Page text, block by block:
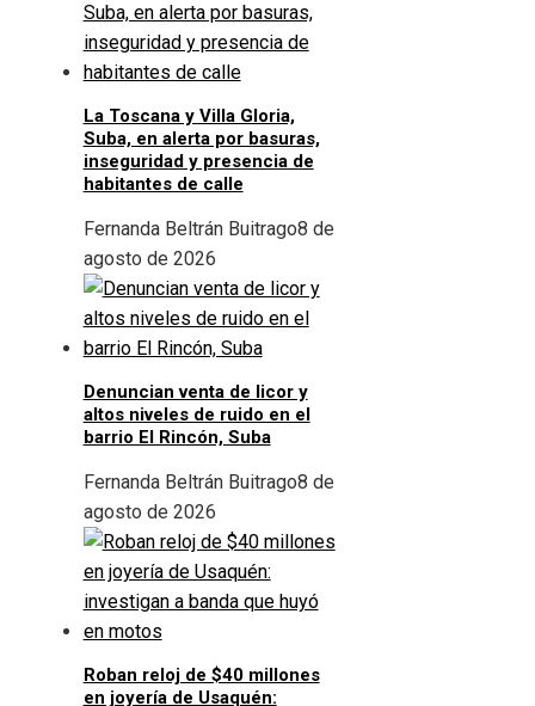
La Toscana y Villa Gloria,
Suba, en alerta por basuras,
inseguridad y presencia de
habitantes de calle
Fernanda Beltrán Buitrago8 de
agosto de 2026
Denuncian venta de licor y
altos niveles de ruido en el
barrio El Rincón, Suba
Fernanda Beltrán Buitrago8 de
agosto de 2026
Roban reloj de $40 millones
en joyería de Usaquén: